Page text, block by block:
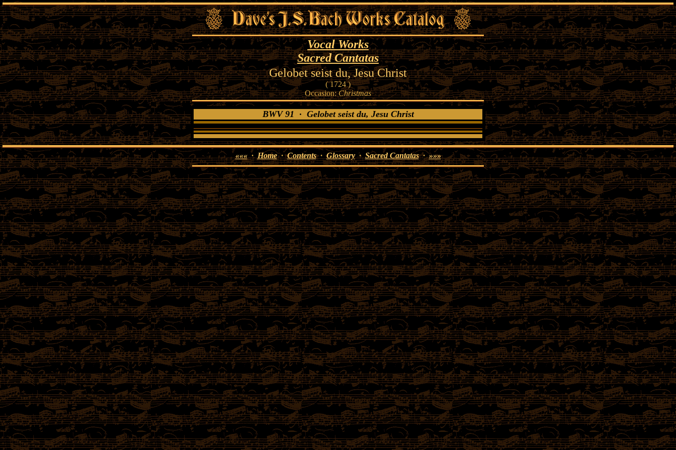
Vocal Works
Sacred Cantatas
Gelobet seist du, Jesu Christ
( 1724 )
Occasion:Christmas
BWV 91 · Gelobet seist du, Jesu Christ
«««· Home·Contents·Glossary· Sacred Cantatas·»»»